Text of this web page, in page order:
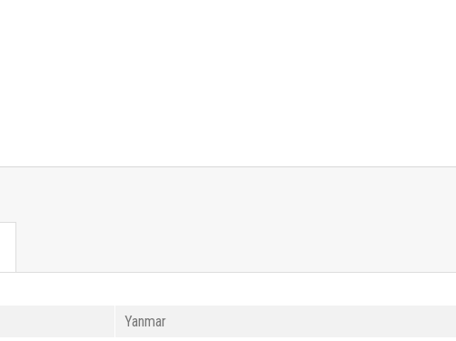
Yanmar